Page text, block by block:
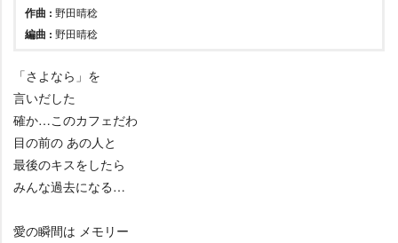
作曲 : 野田晴稔
編曲 : 野田晴稔
「さよなら」を
言いだした
確か…このカフェだわ
目の前の あの人と
最後のキスをしたら
みんな過去になる…
愛の瞬間は メモリー